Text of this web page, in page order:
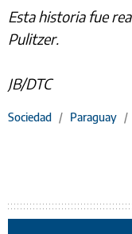
Esta historia fue
Pulitzer.
JB/DTC
Sociedad / Paraguay /